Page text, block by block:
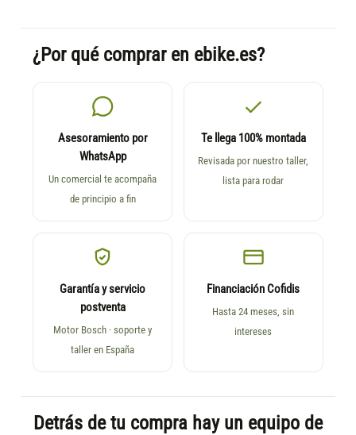
¿Por qué comprar en ebike.es?
Asesoramiento por
WhatsApp
Un comercial te acompaña
de principio a fin
Te llega 100% montada
Revisada por nuestro taller,
lista para rodar
Garantía y servicio
postventa
Motor Bosch · soporte y
taller en España
Financiación Cofidis
Hasta 24 meses, sin
intereses
Detrás de tu compra hay un equipo de